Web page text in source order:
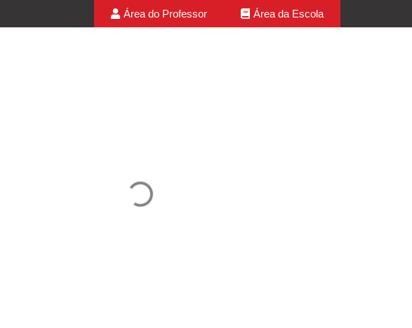
Área do Professor Área da Escola